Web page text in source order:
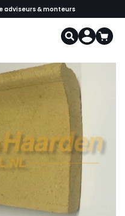
adviseurs & monteurs